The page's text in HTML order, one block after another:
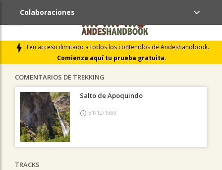
Ten acceso ilimitado a todos los contenidos de Andeshandbook.
Comienza aquí tu prueba gratuita.
Colaboraciones
ÚLTIMAS COLABORACIONES PUBLICADAS
LIBROS DE CUMBRES
COMENTARIOS DE TREKKING
Salto de Apoquindo
31/12/1969
TRACKS